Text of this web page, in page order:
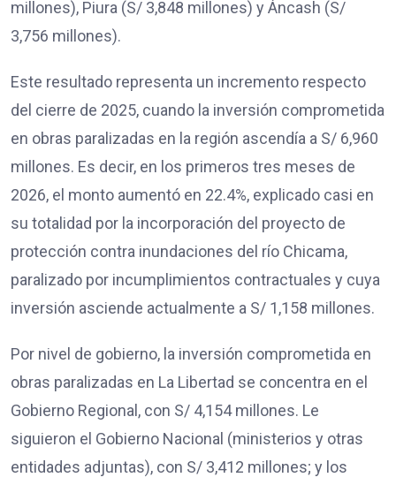
millones), Piura (S/ 3,848 millones) y Áncash (S/
3,756 millones).
Este resultado representa un incremento respecto
del cierre de 2025, cuando la inversión comprometida
en obras paralizadas en la región ascendía a S/ 6,960
millones. Es decir, en los primeros tres meses de
2026, el monto aumentó en 22.4%, explicado casi en
su totalidad por la incorporación del proyecto de
protección contra inundaciones del río Chicama,
paralizado por incumplimientos contractuales y cuya
inversión asciende actualmente a S/ 1,158 millones.
Por nivel de gobierno, la inversión comprometida en
obras paralizadas en La Libertad se concentra en el
Gobierno Regional, con S/ 4,154 millones. Le
siguieron el Gobierno Nacional (ministerios y otras
entidades adjuntas), con S/ 3,412 millones; y los